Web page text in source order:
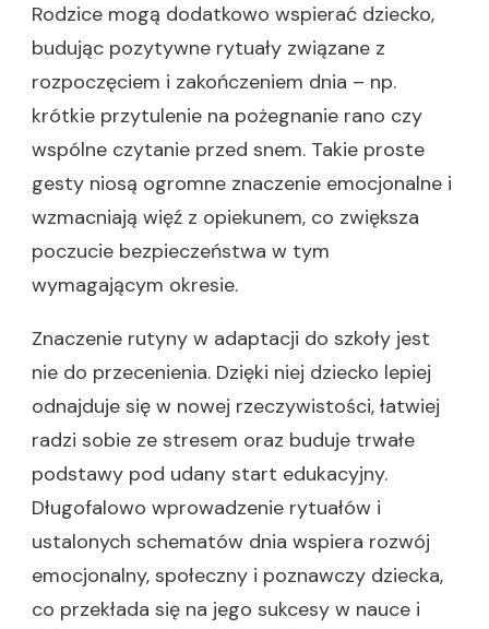
Rodzice mogą dodatkowo wspierać dziecko,
budując pozytywne rytuały związane z
rozpoczęciem i zakończeniem dnia – np.
krótkie przytulenie na pożegnanie rano czy
wspólne czytanie przed snem. Takie proste
gesty niosą ogromne znaczenie emocjonalne i
wzmacniają więź z opiekunem, co zwiększa
poczucie bezpieczeństwa w tym
wymagającym okresie.
Znaczenie rutyny w adaptacji do szkoły jest
nie do przecenienia. Dzięki niej dziecko lepiej
odnajduje się w nowej rzeczywistości, łatwiej
radzi sobie ze stresem oraz buduje trwałe
podstawy pod udany start edukacyjny.
Długofalowo wprowadzenie rytuałów i
ustalonych schematów dnia wspiera rozwój
emocjonalny, społeczny i poznawczy dziecka,
co przekłada się na jego sukcesy w nauce i